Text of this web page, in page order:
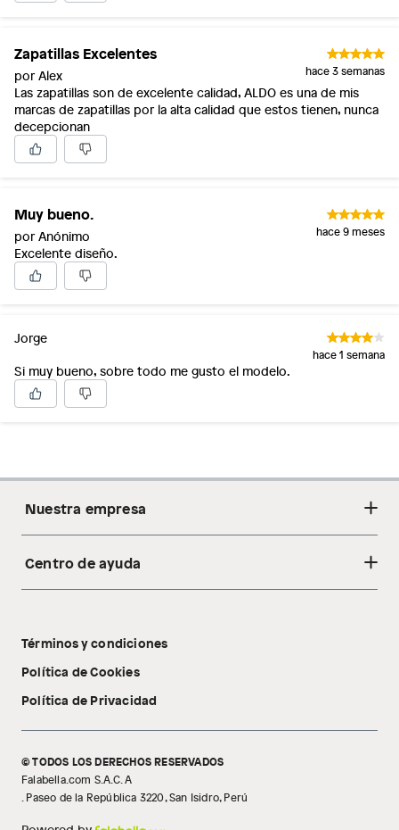
Zapatillas Excelentes
por Alex hace 3 semanas
Las zapatillas son de excelente calidad, ALDO es una de mis
marcas de zapatillas por la alta calidad que estos tienen, nunca
decepcionan
Muy bueno.
por Anónimo hace 9 meses
Excelente diseño.
Jorge
hace 1 semana
Si muy bueno, sobre todo me gusto el modelo.
Nuestra empresa
Acerca de nosotros
Tecnología Pillow Walk
Centro de ayuda
Libro de reclamaciones
Términos y condiciones
Política de Cookies
Política de Privacidad
© TODOS LOS DERECHOS RESERVADOS
Falabella.com S.A.C. A
. Paseo de la República 3220, San Isidro, Perú